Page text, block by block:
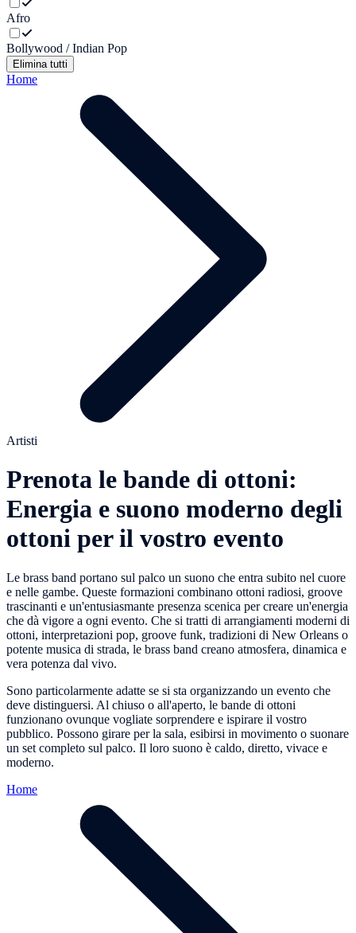
Afro
Bollywood / Indian Pop
Elimina tutti
Home
Artisti
Prenota le bande di ottoni:
Energia e suono moderno degli
ottoni per il vostro evento
Le brass band portano sul palco un suono che entra subito nel cuore
e nelle gambe. Queste formazioni combinano ottoni radiosi, groove
trascinanti e un'entusiasmante presenza scenica per creare un'energia
che dà vigore a ogni evento. Che si tratti di arrangiamenti moderni di
ottoni, interpretazioni pop, groove funk, tradizioni di New Orleans o
potente musica di strada, le brass band creano atmosfera, dinamica e
vera potenza dal vivo.
Sono particolarmente adatte se si sta organizzando un evento che
deve distinguersi. Al chiuso o all'aperto, le bande di ottoni
funzionano ovunque vogliate sorprendere e ispirare il vostro
pubblico. Possono girare per la sala, esibirsi in movimento o suonare
un set completo sul palco. Il loro suono è caldo, diretto, vivace e
moderno.
Home